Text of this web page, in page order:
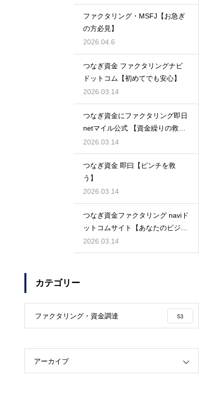
ファクタリング・MSFJ【お急ぎ
の方必見】
2026.04.6
つなぎ資金 ファクタリングナビ
ドットコム【初めてでも安心】
2026.03.14
つなぎ資金にファクタリング即日
netマイル公式 【資金繰りの救世
主】
2026.03.14
つなぎ資金 即曰【ピンチを救
う】
2026.03.14
つなぎ資金ファクタリング naviド
ットコムサイト【あなたのビジネ
スを守る】
2026.03.14
カテゴリー
ファクタリング・資金調達 53
アーカイブ